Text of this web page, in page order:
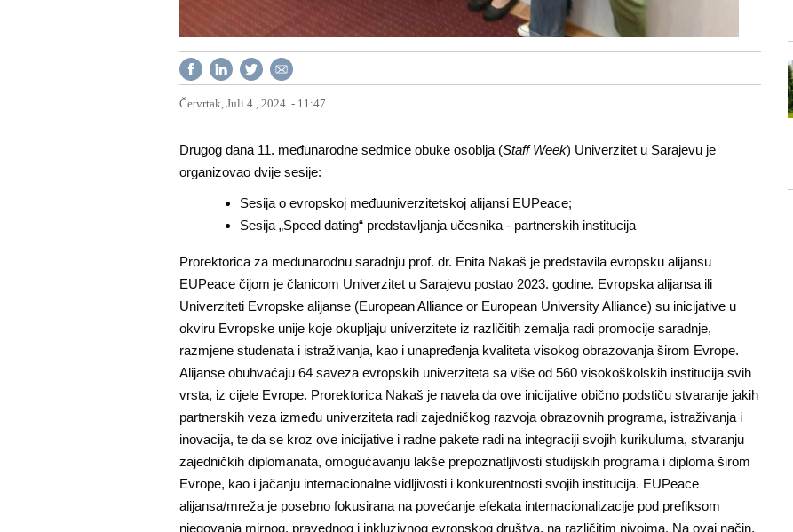
Četvrtak, Juli 4., 2024. - 11:47
Drugog dana 11. međunarodne sedmice obuke osoblja (Staff Week) Univerzitet u Sarajevu je
organizovao dvije sesije:
Sesija o evropskoj međuuniverzitetskoj alijansi EUPeace;
Sesija „Speed dating“ predstavljanja učesnika - partnerskih institucija
Prorektorica za međunarodnu saradnju prof. dr. Enita Nakaš je predstavila evropsku alijansu
EUPeace čijom je članicom Univerzitet u Sarajevu postao 2023. godine. Evropska alijansa ili
Univerziteti Evropske alijanse (European Alliance or European University Alliance) su inicijative u
okviru Evropske unije koje okupljaju univerzitete iz različitih zemalja radi promocije saradnje,
razmjene studenata i istraživanja, kao i unapređenja kvaliteta visokog obrazovanja širom Evrope.
Alijanse obuhvaćaju 64 saveza evropskih univerziteta sa više od 560 visokoškolskih institucija svih
vrsta, iz cijele Evrope. Prorektorica Nakaš je navela da ove inicijative obično podstiču stvaranje jakih
partnerskih veza između univerziteta radi zajedničkog razvoja obrazovnih programa, istraživanja i
inovacija, te da se kroz ove inicijative i radne pakete radi na integraciji svojih kurikuluma, stvaranju
zajedničkih diplomanata, omogućavanju lakše prepoznatljivosti studijskih programa i diploma širom
Evrope, kao i jačanju internacionalne vidljivosti i konkurentnosti svojih institucija. EUPeace
alijansa/mreža je posebno fokusirana na povećanje efekata internacionalizacije pod prefiksom
njegovanja mirnog, pravednog i inkluzivnog evropskog društva, na različitim nivoima. Na ovaj način,